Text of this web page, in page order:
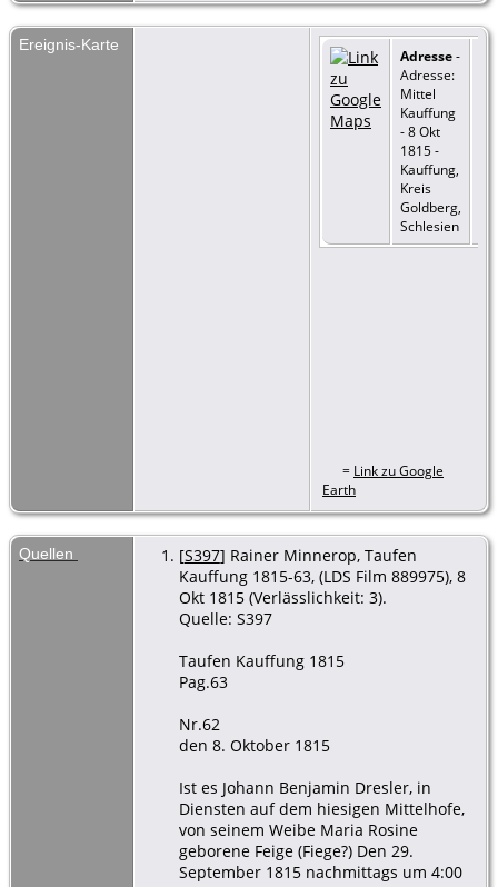
Ereignis-Karte
Adresse-
Adresse:
Mittel
Kauffung
- 8 Okt
1815 -
Kauffung,
Kreis
Goldberg,
Schlesien
= Link zu Google
Earth
Quellen [S397] Rainer Minnerop, Taufen
Kauffung 1815-63, (LDS Film 889975), 8
Okt 1815 (Verlässlichkeit: 3).
Quelle: S397
Taufen Kauffung 1815
Pag.63
Nr.62
den 8. Oktober 1815
Ist es Johann Benjamin Dresler, in
Diensten auf dem hiesigen Mittelhofe,
von seinem Weibe Maria Rosine
geborene Feige (Fiege?) Den 29.
September 1815 nachmittags um 4:00